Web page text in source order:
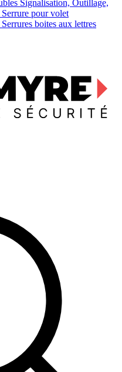
Signalisation, Outillage,
Serrure pour volet
Serrures boites aux lettres